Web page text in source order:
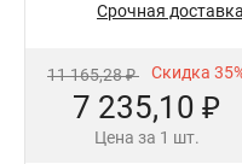
Срочная
11 165,28 ₽ Скидка
7 235,10 ₽
Цена за 1 шт.